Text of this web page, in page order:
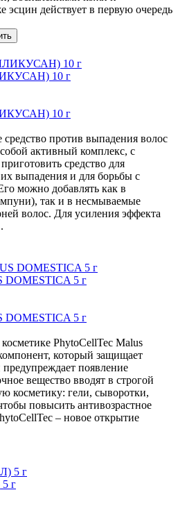
действует в первую очередь
10 г
10 г
против выпадения волос
активный комплекс, с
средство для
выпадения и для борьбы с
можно добавлять как в
так и в несмываемые
волос. Для усиления эффекта
5 г
5 г
PhytoCellTec Malus
который защищает
появление
вещество вводят в строгой
косметику: гели, сыворотки,
повысить антивозрастное
– новое открытие
г